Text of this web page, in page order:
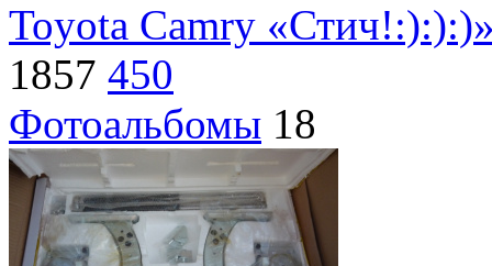
Toyota Camry
1857 450
Фотоальбомы 18